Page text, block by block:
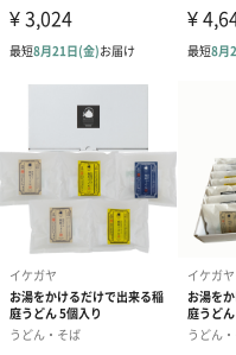
お世話になった方への贈り
商品詳細情報
原材料
【麺】小麦
【つゆ】だ
し節、宗田
エキス、食
【そば茶】そ
【そばの実】